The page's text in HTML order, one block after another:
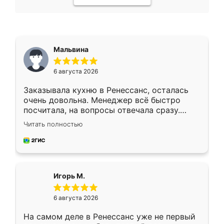
Мальвина
6 августа 2026
Заказывала кухню в Ренессанс, осталась
очень довольна. Менеджер всё быстро
посчитала, на вопросы отвечала сразу.
Замерщик приехал в субботу, подошёл к
делу со всей ответственностью. Собрали
за день, ребята работали аккуратно, даже
Читать полностью
Игорь М.
6 августа 2026
На самом деле в Ренессанс уже не первый